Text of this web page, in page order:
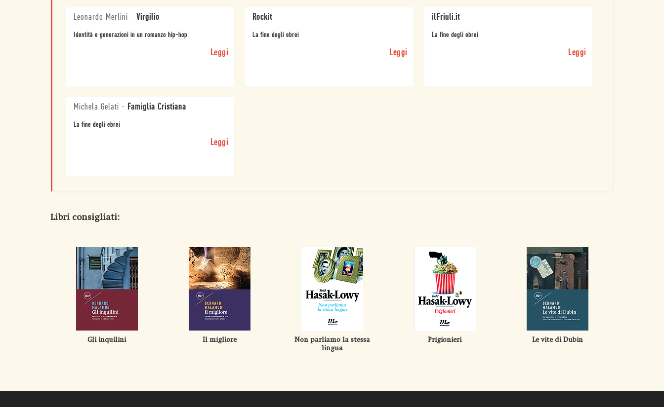
Leonardo Merlini - Virgilio
Identità e generazioni in un romanzo hip-hop
Leggi
Rockit
La fine degli ebrei
Leggi
ilFriuli.it
La fine degli ebrei
Leggi
Michela Gelati - Famiglia Cristiana
La fine degli ebrei
Leggi
Libri consigliati:
Gli inquilini Il migliore
Non parliamo la stessa
lingua
Prigionieri Le vite di Dubin